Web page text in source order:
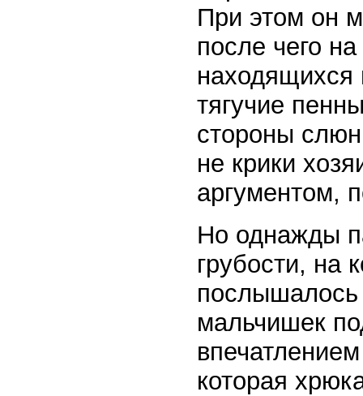
При этом он
после чего
находящихся
тягучие
стороны
не крики
аргументом,
Но однажды
грубости, на
послышалось
мальчишек
которая